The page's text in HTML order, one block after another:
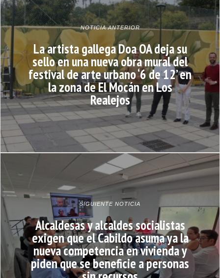
NOTICIA ANTERIOR
La artista gallega Doa OA deja su
sello en una nueva obra mural del
festival de arte urbano ‘6 de 12’ en
la zona de El Mocán en Los
Realejos
SIGUIENTE NOTICIA
Alcaldesas y alcaldes socialistas
exigen que el Cabildo asuma ya la
nueva competencia en vivienda y
piden que se beneficie a personas